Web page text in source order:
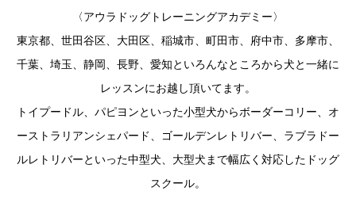
〈アウラドッグトレーニングアカデミー〉
東京都、世田谷区、大田区、稲城市、町田市、府中市、多摩市、
千葉、埼玉、静岡、長野、愛知といろんなところから犬と一緒に
レッスンにお越し頂いてます。
トイプードル、パピヨンといった小型犬からボーダーコリー、オ
ーストラリアンシェパード、ゴールデンレトリバー、ラブラドー
ルレトリバーといった中型犬、大型犬まで幅広く対応したドッグ
スクール。